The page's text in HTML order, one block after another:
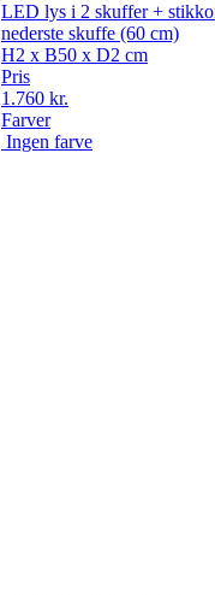
LED lys i 2 skuffer +
nederste skuffe (60 cm)
H2 x B50 x D2 cm
Pris
1.760 kr.
Farver
Ingen farve